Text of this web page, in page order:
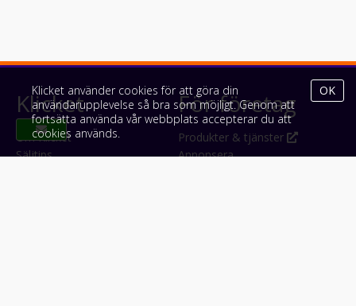
Klicket
Om Klicket
Säljtips
För företag
Produkter & tjänster
Annonsera
Klicket använder cookies för att göra din
användarupplevelse så bra som möjligt. Genom att
fortsätta använda vår webbplats accepterar du att
cookies används.
OK